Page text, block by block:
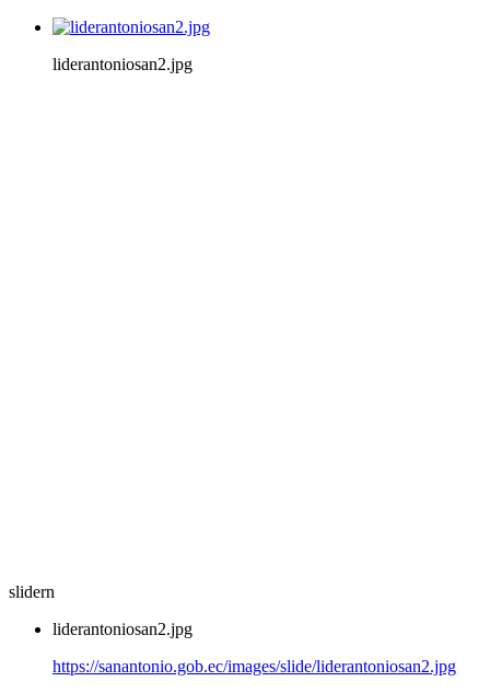
liderantoniosan2.jpg
slidern
liderantoniosan2.jpg
https://sanantonio.gob.ec/images/slide/liderantoniosan2.jpg